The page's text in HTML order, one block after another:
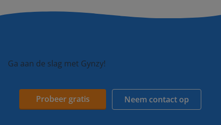
Ga aan de slag met Gynzy!
Probeer gratis Neem contact op